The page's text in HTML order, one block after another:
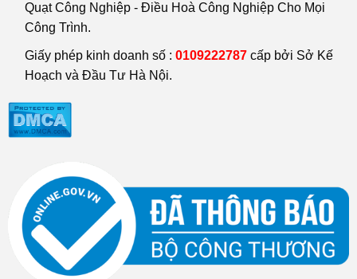
Quạt Công Nghiệp - Điều Hoà Công Nghiệp Cho Mọi
Công Trình.
Giấy phép kinh doanh số : 0109222787 cấp bởi Sở Kế
Hoạch và Đầu Tư Hà Nội.